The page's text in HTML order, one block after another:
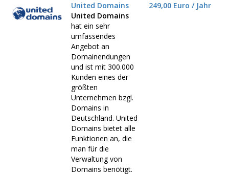
United Domains
United Domains
hat ein sehr
umfassendes
Angebot an
Domainendungen
und ist mit 300.000
Kunden eines der
größten
Unternehmen bzgl.
Domains in
Deutschland. United
Domains bietet alle
Funktionen an, die
man für die
Verwaltung von
Domains benötigt.
249,00 Euro / Jahr